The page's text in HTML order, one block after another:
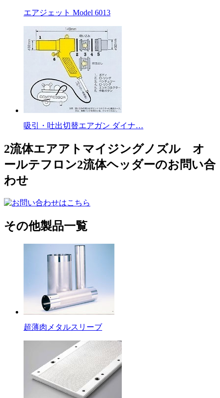
エアジェット Model 6013
吸引・吐出切替エアガン ダイナ…
2流体エアアトマイジングノズル オ
ールテフロン2流体ヘッダーのお問い合
わせ
その他製品一覧
超薄肉メタルスリーブ